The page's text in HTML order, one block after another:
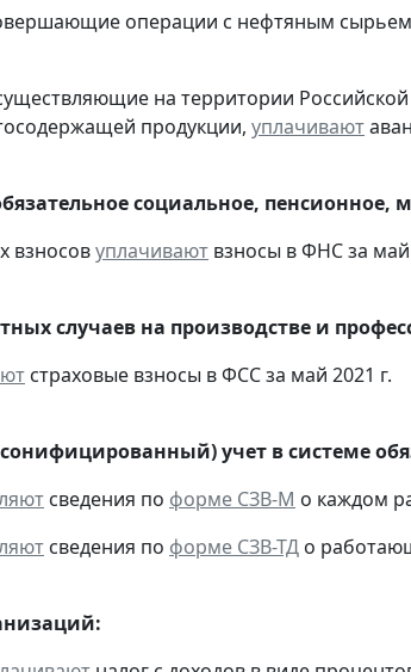
операции с нефтяным
на территории
продукции, уплачивают
социальное, пенсионное,
взносовуплачивают взносы в ФНС за май
случаев на производстве и
страховые взносы в ФСС за май 2021 г.
учет в системе
сведения по форме СЗВ-М о каждом
сведения по форме СЗВ-ТД о